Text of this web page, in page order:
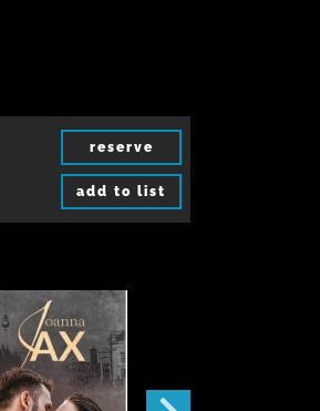
reserve
add to list